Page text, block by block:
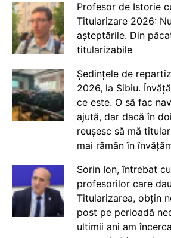
Profesor de Istorie
Titularizare 2026:
așteptările. Din
titularizabile
Ședințele de
2026, la Sibiu.
ce este. O să fac
ajută, dar dacă în
reușesc să mă
mai rămân în
Sorin Ion, întrebat
profesorilor care
Titularizarea, obțin
post pe perioadă
ultimii ani am